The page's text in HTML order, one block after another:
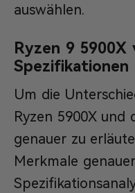
auswählen.
Ryzen 9 5900X
Spezifikationen
Um die
Ryzen 5900X und
genauer zu
Merkmale